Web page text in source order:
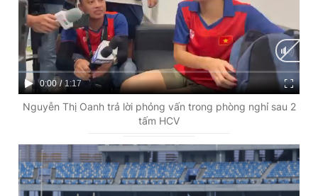
C
u
r
e
n
0:00 / D
u
a
t
i
1:17
Nguyễn Thị Oanh trả lời phỏng vấn trong phòng nghỉ sau 2
tấm HCV